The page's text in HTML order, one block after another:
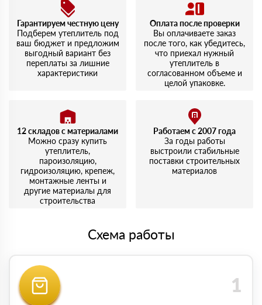
Гарантируем честную цену
Подберем утеплитель под
ваш бюджет и предложим
выгодный вариант без
переплаты за лишние
характеристики
Оплата после проверки
Вы оплачиваете заказ
после того, как убедитесь,
что приехал нужный
утеплитель в
согласованном объеме и
целой упаковке.
12 складов с материалами
Можно сразу купить
утеплитель,
пароизоляцию,
гидроизоляцию, крепеж,
монтажные ленты и
другие материалы для
строительства
Работаем с 2007 года
За годы работы
выстроили стабильные
поставки строительных
материалов
Схема работы